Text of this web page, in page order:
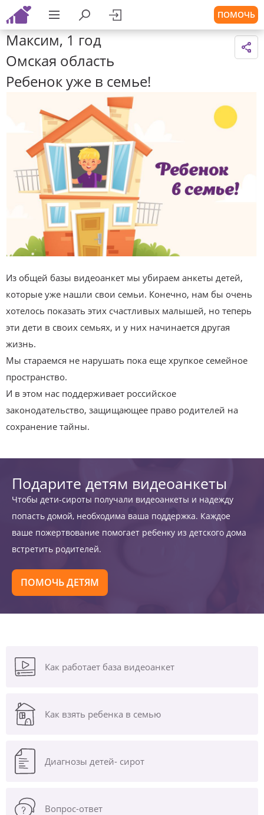
ПОМОЧЬ
Максим, 1 год
Омская область
Ребенок уже в семье!
Из общей базы видеоанкет мы убираем анкеты детей,
которые уже нашли свои семьи. Конечно, нам бы очень
хотелось показать этих счастливых малышей, но теперь
эти дети в своих семьях, и у них начинается другая
жизнь.
Мы стараемся не нарушать пока еще хрупкое семейное
пространство.
И в этом нас поддерживает российское
законодательство, защищающее право родителей на
сохранение тайны.
Подарите детям видеоанкеты
Чтобы дети-сироты получали видеоанкеты и надежду
попасть домой, необходима ваша поддержка. Каждое
ваше пожертвование помогает ребенку из детского дома
встретить родителей.
ПОМОЧЬ ДЕТЯМ
Как работает база видеоанкет
Как взять ребенка в семью
Диагнозы детей- сирот
Вопрос-ответ